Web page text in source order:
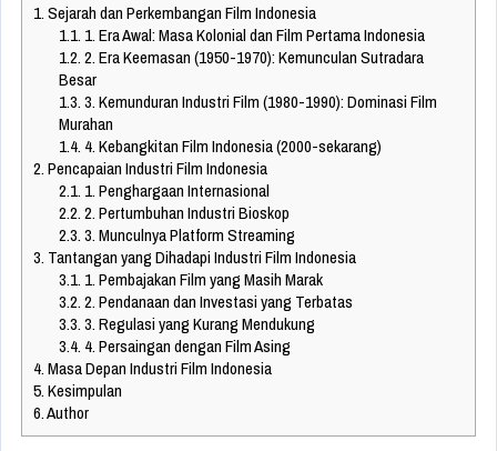
1.Sejarah dan Perkembangan Film Indonesia
1.1. 1. Era Awal: Masa Kolonial dan Film Pertama Indonesia
1.2.2. Era Keemasan (1950-1970): Kemunculan Sutradara
Besar
1.3.3. Kemunduran Industri Film (1980-1990): Dominasi Film
Murahan
1.4. 4. Kebangkitan Film Indonesia (2000-sekarang)
2.Pencapaian Industri Film Indonesia
2.1. 1. Penghargaan Internasional
2.2.2. Pertumbuhan Industri Bioskop
2.3.3. Munculnya Platform Streaming
3. Tantangan yang Dihadapi Industri Film Indonesia
3.1. 1. Pembajakan Film yang Masih Marak
3.2.2. Pendanaan dan Investasi yang Terbatas
3.3.3. Regulasi yang Kurang Mendukung
3.4. 4. Persaingan dengan Film Asing
4.Masa Depan Industri Film Indonesia
5.Kesimpulan
6.Author